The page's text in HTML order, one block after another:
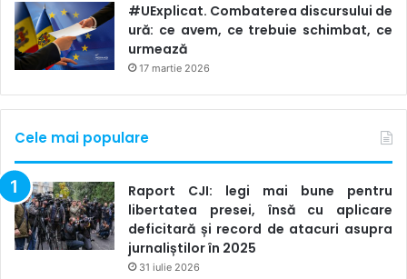
țintelor acuzațiilor la o viață privată și de familie”.
Documentul mai semnalează că
dreptul la viață privată și libertatea de exprimare
presupune o decizie editorială atentă.
#UExplicat. Combaterea discursului de
ură: ce avem, ce trebuie schimbat, ce
urmează
17 martie 2026
Cele mai populare
Raport CJI: legi mai bune pentru
libertatea presei, însă cu aplicare
deficitară și record de atacuri asupra
jurnaliștilor în 2025
31 iulie 2026